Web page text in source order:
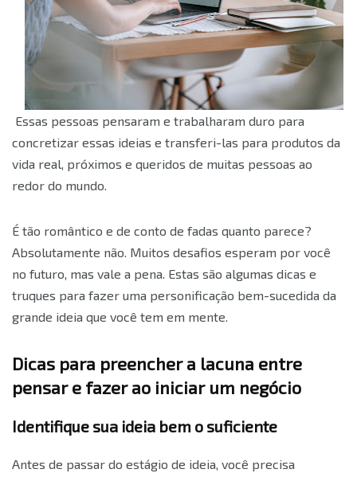
Essas pessoas pensaram e trabalharam duro para
concretizar essas ideias e transferi-las para produtos da
vida real, próximos e queridos de muitas pessoas ao
redor do mundo.
É tão romântico e de conto de fadas quanto parece?
Absolutamente não. Muitos desafios esperam por você
no futuro, mas vale a pena. Estas são algumas dicas e
truques para fazer uma personificação bem-sucedida da
grande ideia que você tem em mente.
Dicas para preencher a lacuna entre
pensar e fazer ao iniciar um negócio
Identifique sua ideia bem o suficiente
Antes de passar do estágio de ideia, você precisa